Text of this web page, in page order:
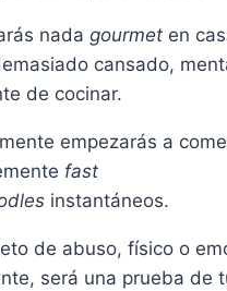
nada gourmet en
cansado,
de cocinar.
empezarás a
fast
instantáneos.
de abuso, físico o
será una prueba de